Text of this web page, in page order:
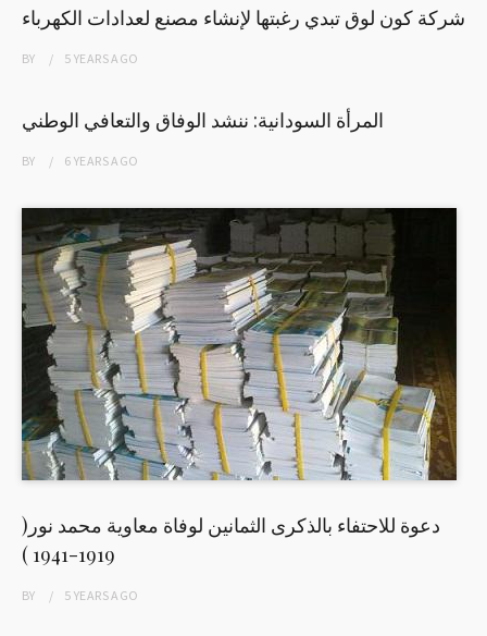
شركة كون لوق تبدي رغبتها لإنشاء مصنع لعدادات الكهرباء
BY 5 YEARSAGO
المرأة السودانية: ننشد الوفاق والتعافي الوطني
BY 6 YEARSAGO
دعوة للاحتفاء بالذكرى الثمانين لوفاة معاوية محمد نور(
1919-1941 )
BY 5 YEARSAGO